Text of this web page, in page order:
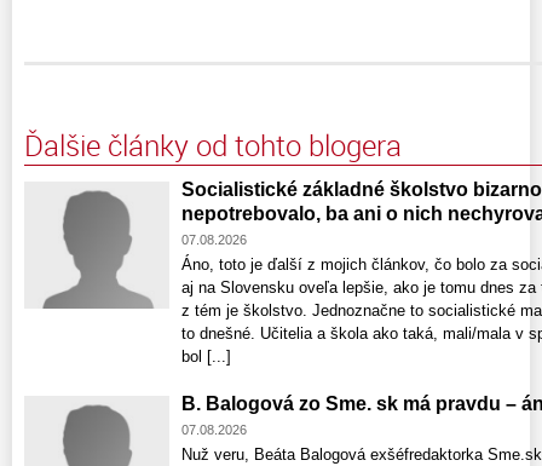
Ďalšie články od tohto blogera
Socialistické základné školstvo
nepotrebovalo, ba ani o nich
07.08.2026
Áno, toto je ďalší z mojich článkov, čo bolo za
aj na Slovensku oveľa lepšie, ako je tomu dnes
z tém je školstvo. Jednoznačne to socialistické
to dnešné. Učitelia a škola ako taká, mali/mala v
bol [...]
B. Balogová zo Sme. sk má pravdu –
07.08.2026
Nuž veru, Beáta Balogová exšéfredaktorka